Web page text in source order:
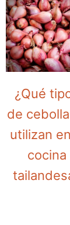
¿Qué
de
utilizan
cocina